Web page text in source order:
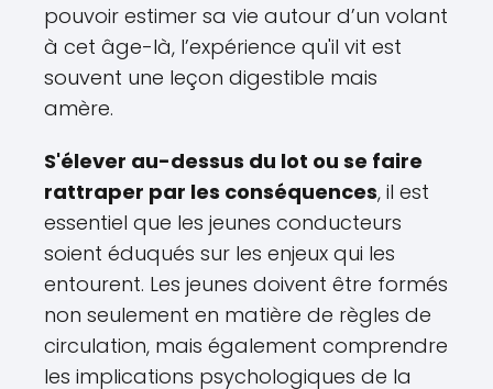
pouvoir estimer sa vie autour d’un volant
à cet âge-là, l’expérience qu'il vit est
souvent une leçon digestible mais
amère.
S'élever au-dessus du lot ou se faire
rattraper par les conséquences, il est
essentiel que les jeunes conducteurs
soient éduqués sur les enjeux qui les
entourent. Les jeunes doivent être formés
non seulement en matière de règles de
circulation, mais également comprendre
les implications psychologiques de la